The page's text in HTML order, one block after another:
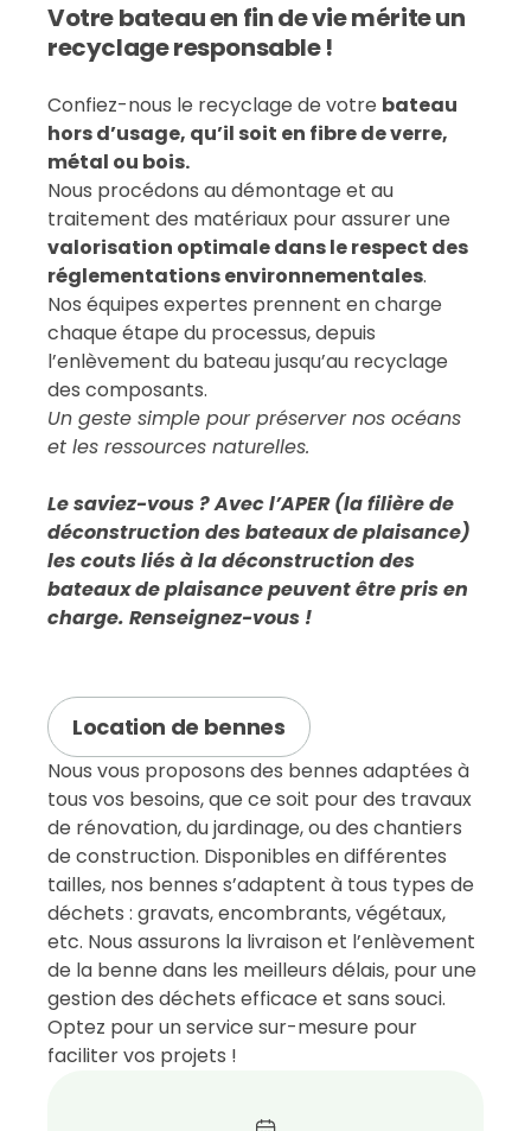
Votre bateau en fin de vie mérite un
recyclage responsable !
Confiez-nous le recyclage de votre bateau
hors d’usage, qu’il soit en fibre de verre,
métal ou bois.
Nous procédons au démontage et au
traitement des matériaux pour assurer une
valorisation optimale dans le respect des
réglementations environnementales.
Nos équipes expertes prennent en charge
chaque étape du processus, depuis
l’enlèvement du bateau jusqu’au recyclage
des composants.
Un geste simple pour préserver nos océans
et les ressources naturelles.
Le saviez-vous ? Avec l’APER (la filière de
déconstruction des bateaux de plaisance)
les couts liés à la déconstruction des
bateaux de plaisance peuvent être pris en
charge. Renseignez-vous !
Location de bennes
Nous vous proposons des bennes adaptées à
tous vos besoins, que ce soit pour des travaux
de rénovation, du jardinage, ou des chantiers
de construction. Disponibles en différentes
tailles, nos bennes s’adaptent à tous types de
déchets : gravats, encombrants, végétaux,
etc. Nous assurons la livraison et l’enlèvement
de la benne dans les meilleurs délais, pour une
gestion des déchets efficace et sans souci.
Optez pour un service sur-mesure pour
faciliter vos projets !